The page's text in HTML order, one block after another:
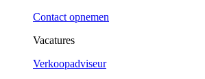
Contact opnemen
Vacatures
Verkoopadviseur